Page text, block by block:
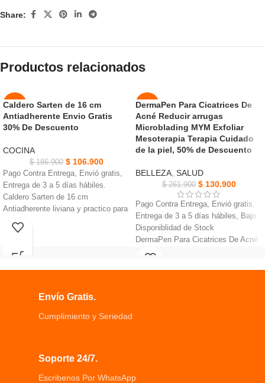
Share:
Productos relacionados
-43%
AGOT
ADO
NUEVO
Caldero Sarten de 16 cm
Antiadherente Envio Gratis
30% De Descuento
COCINA
$186.900 $106.900
Pago Contra Entrega, Envió gratis,
Entrega de 3 a 5 días hábiles.
Caldero Sarten de 16 cm
Antiadherente liviana y practico para
Cocina
Mangos en Baquelita para mayor
Revestimiento exterior texturizado,
Distribución optima del calor.
capas de antiadherente.
-50%
NUEVO
DermaPen Para Cicatrices De
Acné Reducir arrugas
Microblading MYM Exfoliar
Mesoterapia Terapia Cuidado
de la piel, 50% de Descuento
BELLEZA SALUD
$261.900 $130.900
Pago Contra Entrega, Envió gratis,
Entrega de 3 a 5 días hábiles, Bajo
Disponiblidad de Stock
DermaPen Para Cicatrices De Acné
Reducir arrugas modos de micro-
Envío Gratis.
Cumplimiento y Seriedad
Soporte 24/7.
Escribenos Por WhatsApp